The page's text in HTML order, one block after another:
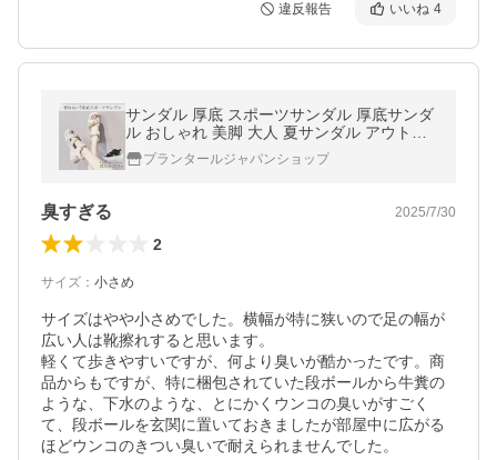
違反報告 いいね 4
サンダル 厚底 スポーツサンダル 厚底サンダ
ル おしゃれ 美脚 大人 夏サンダル アウトド
ア 快適 旅行 滑りにくい 春夏 お出かけ かわ
いい 爆買
プランタールジャパンショップ
臭すぎる 2025/7/30
2
サイズ ： 小さめ
サイズはやや小さめでした。横幅が特に狭いので足の幅が
広い人は靴擦れすると思います。
軽くて歩きやすいですが、何より臭いが酷かったです。商
品からもですが、特に梱包されていた段ボールから牛糞の
ような、下水のような、とにかくウンコの臭いがすごく
て、段ボールを玄関に置いておきましたが部屋中に広がる
ほどウンコのきつい臭いで耐えられませんでした。